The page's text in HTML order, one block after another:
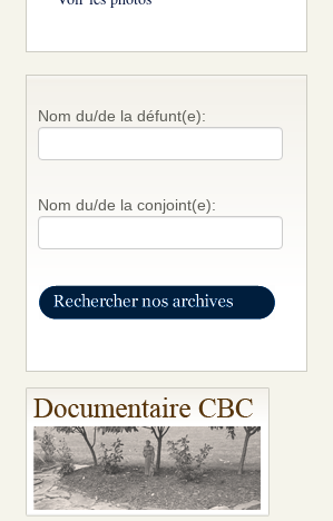
Nom du/de la défunt(e):
Nom du/de la conjoint(e):